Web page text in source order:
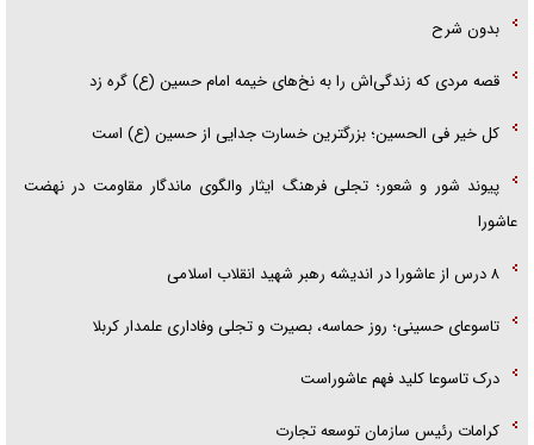
بدون شرح
قصه مردی که زندگی‌اش را به نخ‌های خیمه امام حسین (ع) گره زد
کل خیر فی الحسین؛ بزرگترین خسارت جدایی از حسین (ع) است
پیوند شور و شعور؛ تجلی فرهنگ ایثار والگوی ماندگار مقاومت در نهضت
عاشورا
۸ درس از عاشورا در اندیشه رهبر شهید انقلاب اسلامی
تاسوعای حسینی؛ روز حماسه، بصیرت و تجلی وفاداری علمدار کربلا
درک تاسوعا کلید فهم عاشوراست
کرامات رئیس سازمان توسعه تجارت